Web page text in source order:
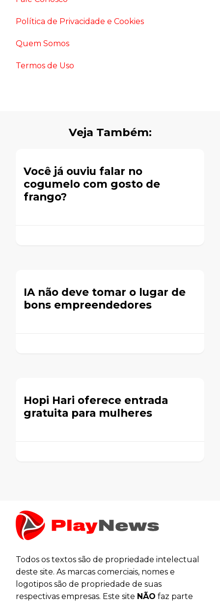
Política de Privacidade e Cookies
Quem Somos
Termos de Uso
Veja Também:
Você já ouviu falar no
cogumelo com gosto de
frango?
IA não deve tomar o lugar de
bons empreendedores
Hopi Hari oferece entrada
gratuita para mulheres
Todos os textos são de propriedade intelectual
deste site. As marcas comerciais, nomes e
logotipos são de propriedade de suas
respectivas empresas. Este site NÃO faz parte